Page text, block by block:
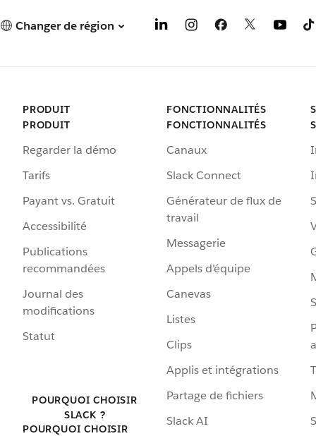
Changer de région
PRODUIT
PRODUIT
Regarder la démo
Tarifs
Payant vs. Gratuit
Accessibilité
Publications
recommandées
Journal des
modifications
Statut
POURQUOI CHOISIR
SLACK ?
POURQUOI CHOISIR
FONCTIONNALITÉS
FONCTIONNALITÉS
Canaux
Slack Connect
Générateur de flux de
travail
Messagerie
Appels d’équipe
Canevas
Listes
Clips
Applis et intégrations
Partage de fichiers
Slack AI